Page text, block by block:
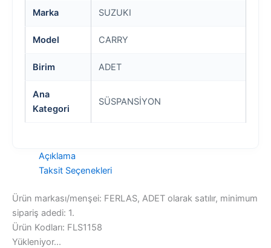
Marka SUZUKI
Model CARRY
Birim ADET
Ana
Kategori
SÜSPANSİYON
Açıklama
Taksit Seçenekleri
Ürün markası/menşei: FERLAS, ADET olarak satılır, minimum
sipariş adedi: 1.
Ürün Kodları: FLS1158
Yükleniyor...